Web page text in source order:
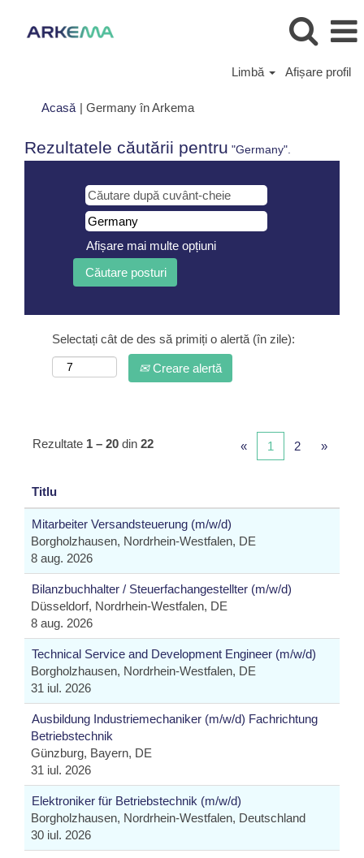
Limbă Afișare profil
Acasă | Germany în Arkema(pagina
Rezultatele căutării pentru "Germany".
Afișare mai multe opțiuni
Selectați cât de des să primiți o alertă (în zile):
Creare alertă
Rezultate 1 – 20 din 22 « 1 2 »
Titlu
Mitarbeiter Versandsteuerung (m/w/d)
Borgholzhausen, Nordrhein-Westfalen, DE
8 aug. 2026
Bilanzbuchhalter / Steuerfachangestellter (m/w/d)
Düsseldorf, Nordrhein-Westfalen, DE
8 aug. 2026
Technical Service and Development Engineer (m/w/d)
Borgholzhausen, Nordrhein-Westfalen, DE
31 iul. 2026
Ausbildung Industriemechaniker (m/w/d) Fachrichtung
Betriebstechnik
Günzburg, Bayern, DE
31 iul. 2026
Elektroniker für Betriebstechnik (m/w/d)
Borgholzhausen, Nordrhein-Westfalen, Deutschland
30 iul. 2026